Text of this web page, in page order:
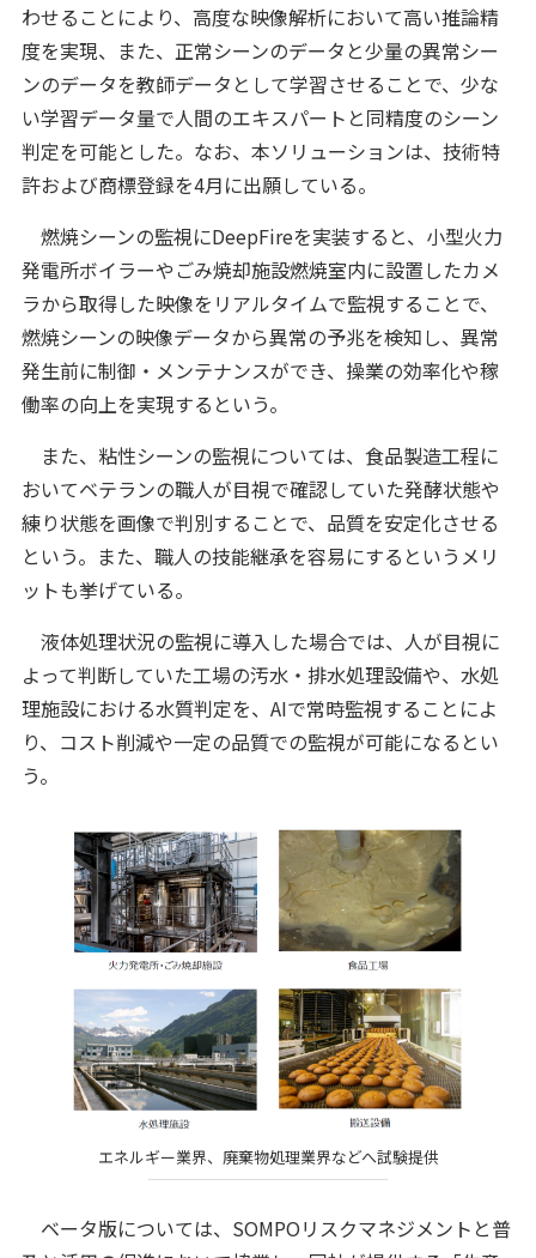
わせることにより、高度な映像解析において高い推論精
度を実現、また、正常シーンのデータと少量の異常シー
ンのデータを教師データとして学習させることで、少な
い学習データ量で人間のエキスパートと同精度のシーン
判定を可能とした。なお、本ソリューションは、技術特
許および商標登録を4月に出願している。
燃焼シーンの監視にDeepFireを実装すると、小型火力
発電所ボイラーやごみ焼却施設燃焼室内に設置したカメ
ラから取得した映像をリアルタイムで監視することで、
燃焼シーンの映像データから異常の予兆を検知し、異常
発生前に制御・メンテナンスができ、操業の効率化や稼
働率の向上を実現するという。
また、粘性シーンの監視については、食品製造工程に
おいてベテランの職人が目視で確認していた発酵状態や
練り状態を画像で判別することで、品質を安定化させる
という。また、職人の技能継承を容易にするというメリ
ットも挙げている。
液体処理状況の監視に導入した場合では、人が目視に
よって判断していた工場の汚水・排水処理設備や、水処
理施設における水質判定を、AIで常時監視することによ
り、コスト削減や一定の品質での監視が可能になるとい
う。
エネルギー業界、廃棄物処理業界などへ試験提供
ベータ版については、SOMPOリスクマネジメントと普